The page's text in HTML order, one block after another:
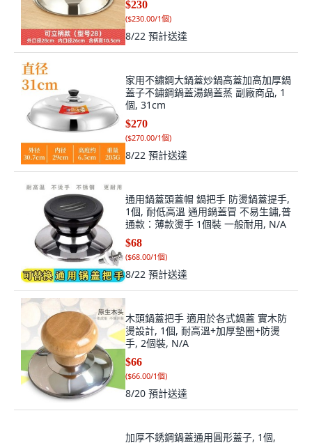
8/22預計送達
蓋子不鏽鋼鍋蓋湯鍋蓋蒸 副廠商品, 1
個, 31cm
$270
($270.00/1個
8/22預計送達
1個, 耐低高溫 通用鍋蓋冒 不易生鏽,普
通款：薄款燙手 1個裝 一般耐用, N/A
$68
($68.00/1個
8/22預計送達
燙設計, 1個, 耐高溫+加厚墊圈+防燙
手, 2個裝, N/A
$66
($66.00/1個
8/20預計送達
10cm蓋子